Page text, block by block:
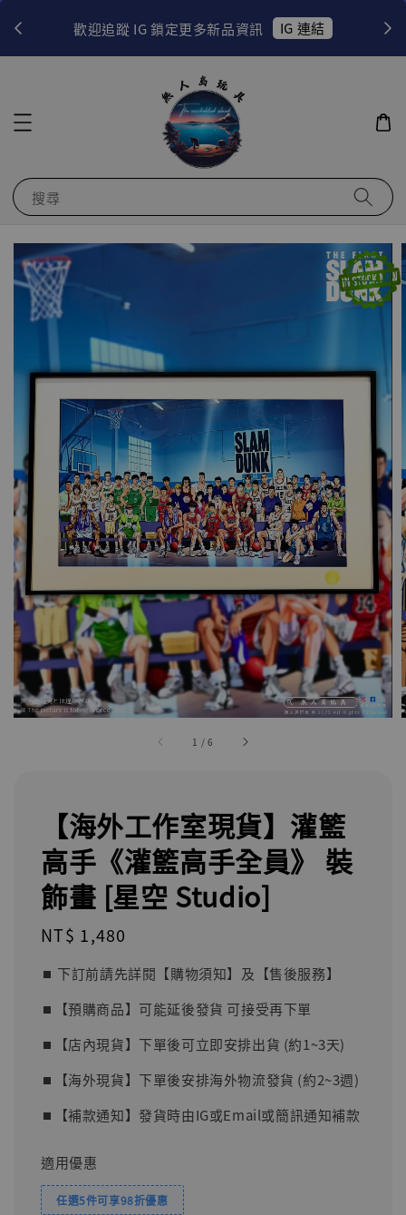
歡迎追蹤 IG 鎖定更多新品資訊 IG 連結
搜尋
1 /6
【海外工作室現貨】灌籃
高手《灌籃高手全員》 裝
飾畫 [星空 Studio]
Regular
NT$ 1,480
⏹︎ 下訂前請先詳閱【購物須知】及【售後服務】
⏹︎【預購商品】可能延後發貨 可接受再下單
⏹︎【店內現貨】下單後可立即安排出貨 (約1~3天)
⏹︎【海外現貨】下單後安排海外物流發貨 (約2~3週)
⏹︎【補款通知】發貨時由IG或Email或簡訊通知補款
適用優惠
任選5件可享98折優惠